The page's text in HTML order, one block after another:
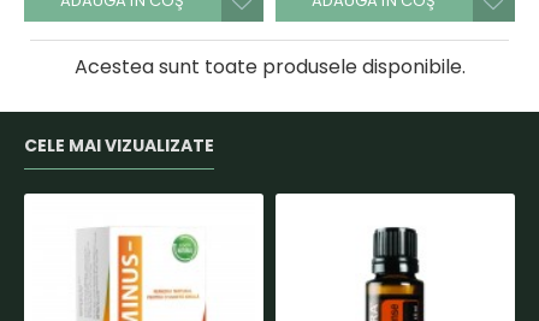
Acestea sunt toate produsele disponibile.
CELE MAI VIZUALIZATE